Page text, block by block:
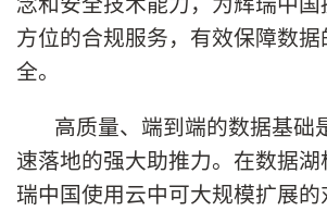
方位的合规服务，有效保障数
全。
高质量、端到端的数据基础
速落地的强大助推力。在数据
瑞中国使用云中可大规模扩展